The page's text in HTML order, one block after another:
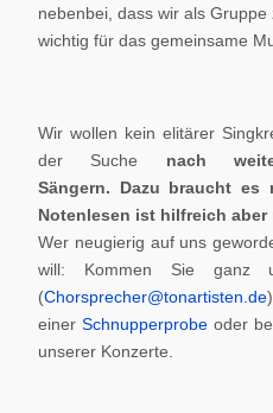
nebenbei, dass wir als
wichtig für das gemeinsame
Wir wollen kein elitärer
der Suche nach
Sängern. Dazu braucht es
Notenlesen ist hilfreich
Wer neugierig auf uns
will: Kommen Sie ganz
(Chorsprecher@tonartisten.de
einerSchnupperprobe oder
unserer Konzerte.